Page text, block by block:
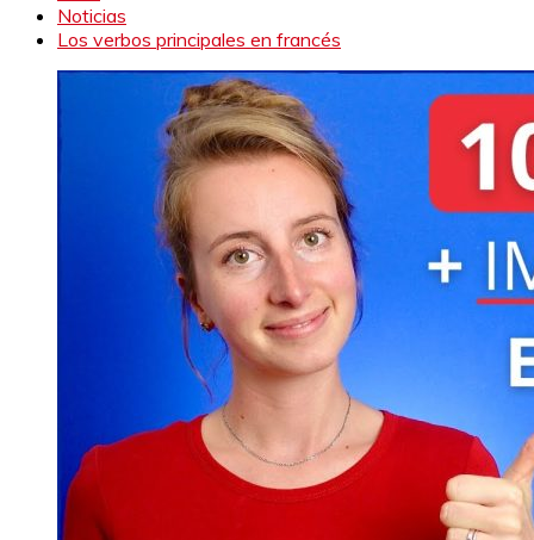
Noticias
Los verbos principales en francés